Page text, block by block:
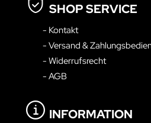
SHOP SERVICE
- Kontakt
- Versand &
- Widerrufsrecht
- AGB
INFORMATION